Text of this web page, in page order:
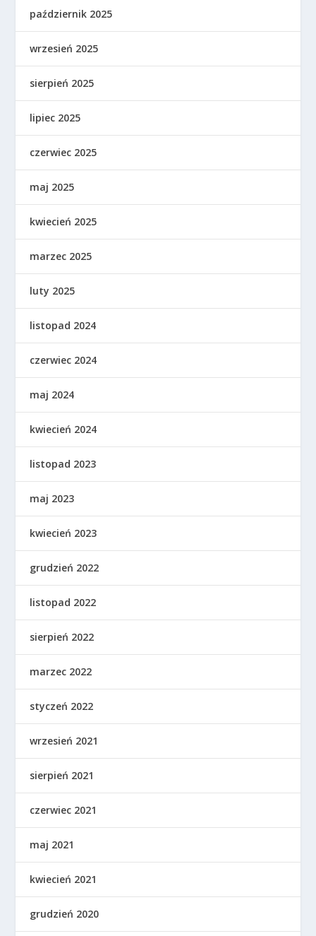
październik 2025
wrzesień 2025
sierpień 2025
lipiec 2025
czerwiec 2025
maj 2025
kwiecień 2025
marzec 2025
luty 2025
listopad 2024
czerwiec 2024
maj 2024
kwiecień 2024
listopad 2023
maj 2023
kwiecień 2023
grudzień 2022
listopad 2022
sierpień 2022
marzec 2022
styczeń 2022
wrzesień 2021
sierpień 2021
czerwiec 2021
maj 2021
kwiecień 2021
grudzień 2020